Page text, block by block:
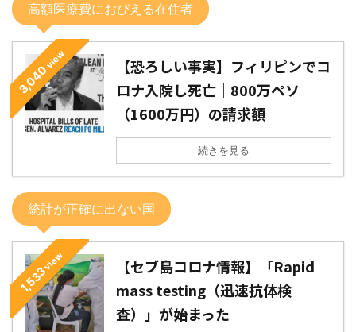
高額医療費におびえる在住者
3,040
view
【恐ろしい事実】フィリピンでコ
ロナ入院し死亡｜800万ペソ
（1600万円）の請求額
続きを見る
統計が正確に出ない国
1,533
view
【セブ島コロナ情報】「Rapid
mass testing（迅速抗体検
査）」が始まった